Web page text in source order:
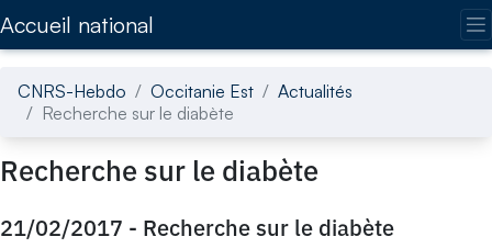
Accueil national
CNRS-Hebdo Occitanie Est
Actualités
Recherche sur le diabète
Recherche sur le diabète
21/02/2017 - Recherche sur le diabète